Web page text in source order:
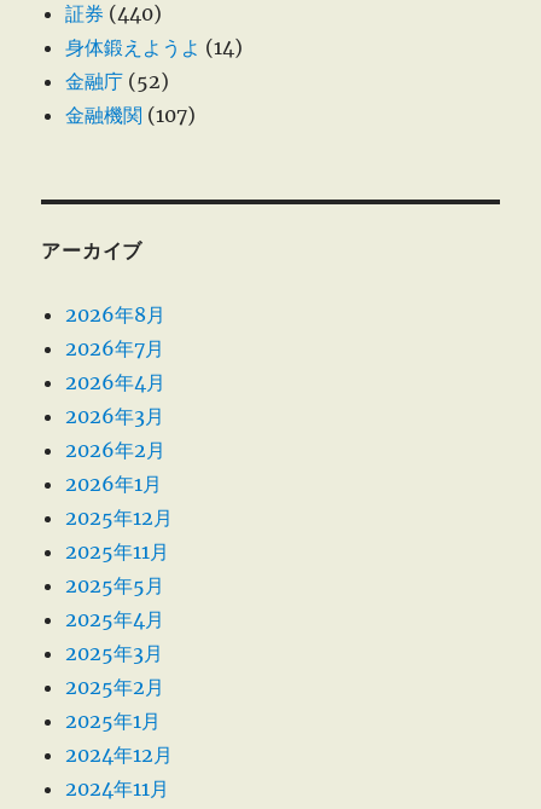
証券 (440)
身体鍛えようよ (14)
金融庁 (52)
金融機関 (107)
アーカイブ
2026年8月
2026年7月
2026年4月
2026年3月
2026年2月
2026年1月
2025年12月
2025年11月
2025年5月
2025年4月
2025年3月
2025年2月
2025年1月
2024年12月
2024年11月